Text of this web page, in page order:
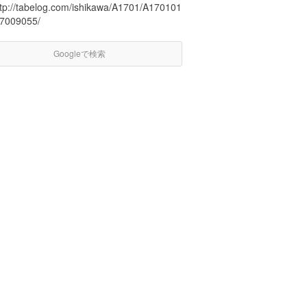
tabelog.com/ishikawa/A1701/A170101
Googleで検索